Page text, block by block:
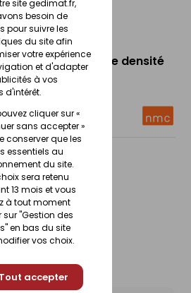
site gedimat.fr,
besoin de
pour suivre les
du site afin
votre expérience
et d'adapter
à vos
d'intérêt.
cliquer sur «
sans accepter »
conserver que les
essentiels au
du site.
sera retenu
13 mois et vous
à tout moment
sur "Gestion des
en bas du site
vos choix.
Tout accepter
polystyrène haute densité
ton blanc
de finition intérieur
produit